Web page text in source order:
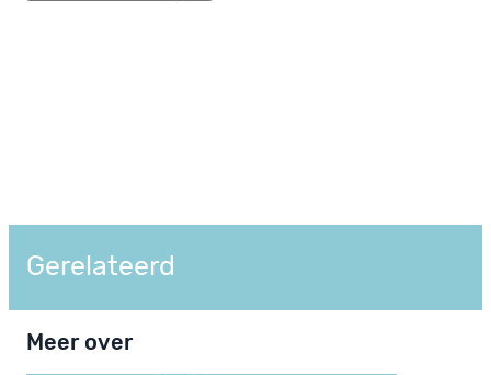
Gerelateerd
Meer over